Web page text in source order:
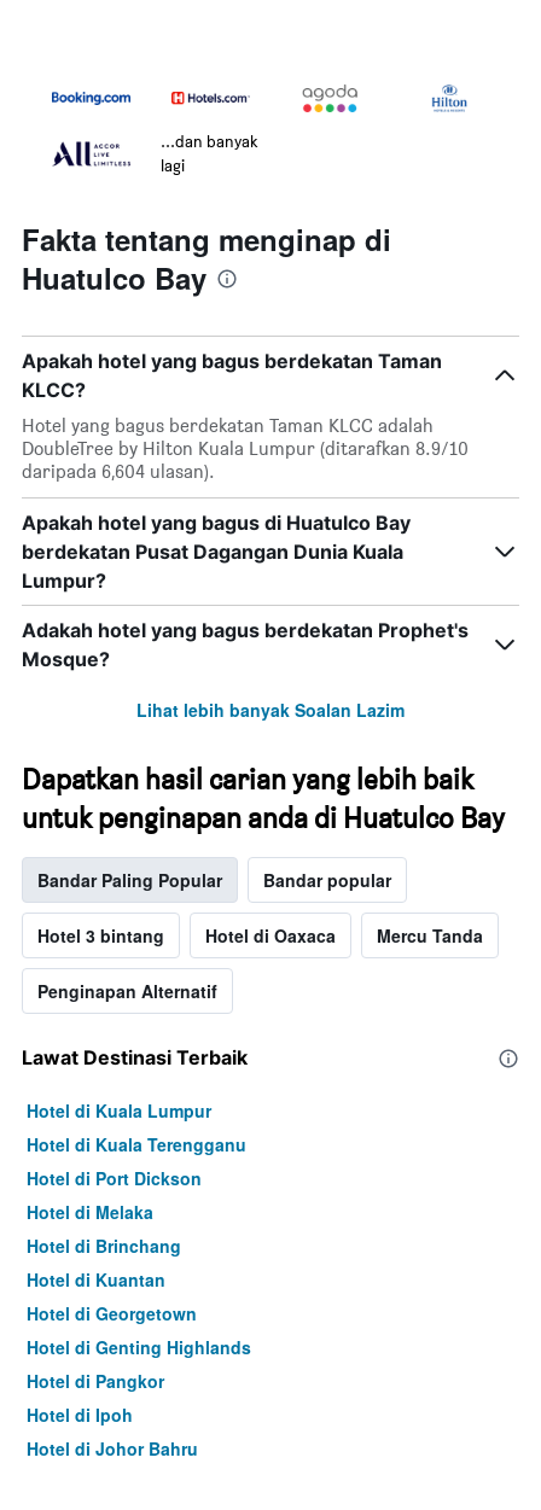
...dan banyak
lagi
Fakta tentang menginap di
Huatulco Bay
Apakah hotel yang bagus berdekatan Taman
KLCC?
Hotel yang bagus berdekatan Taman KLCC adalah
DoubleTree by Hilton Kuala Lumpur (ditarafkan 8.9/10
daripada 6,604 ulasan).
Apakah hotel yang bagus di Huatulco Bay
berdekatan Pusat Dagangan Dunia Kuala
Lumpur?
Adakah hotel yang bagus berdekatan Prophet's
Mosque?
Lihat lebih banyak Soalan Lazim
Dapatkan hasil carian yang lebih baik
untuk penginapan anda di Huatulco Bay
Bandar Paling Popular Bandar popular
Hotel 3 bintang Hotel di Oaxaca Mercu Tanda
Penginapan Alternatif
Lawat Destinasi Terbaik
Hotel di Kuala Lumpur
Hotel di Kuala Terengganu
Hotel di Port Dickson
Hotel di Melaka
Hotel di Brinchang
Hotel di Kuantan
Hotel di Georgetown
Hotel di Genting Highlands
Hotel di Pangkor
Hotel di Ipoh
Hotel di Johor Bahru